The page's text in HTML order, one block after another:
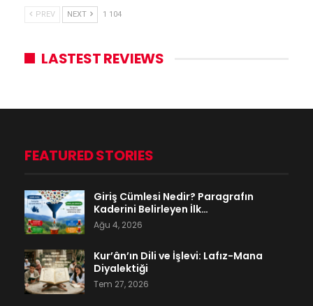
PREV NEXT 1 104
LASTEST REVIEWS
FEATURED STORIES
Giriş Cümlesi Nedir? Paragrafın
Kaderini Belirleyen İlk…
Ağu 4, 2026
Kur’ân’ın Dili ve İşlevi: Lafız-Mana
Diyalektiği
Tem 27, 2026